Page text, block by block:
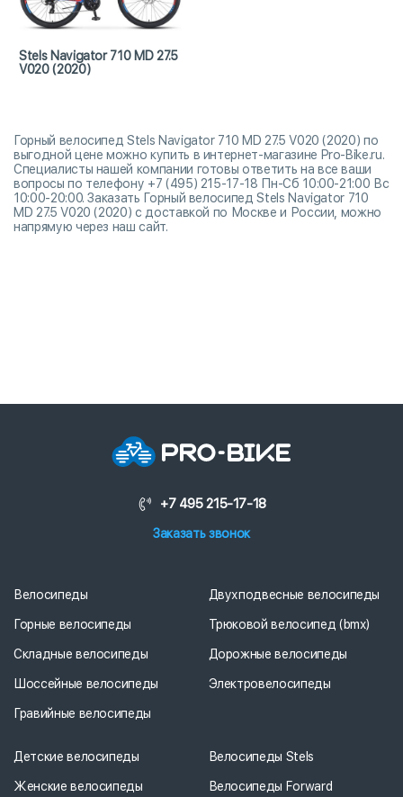
Stels Navigator 710 MD 27.5
V020 (2020)
Горный велосипед Stels Navigator 710 MD 27.5 V020 (2020) по
выгодной цене можно купить в интернет-магазине Pro-Bike.ru.
Специалисты нашей компании готовы ответить на все ваши
вопросы по телефону +7 (495) 215-17-18 Пн-Сб 10:00-21:00 Вс
10:00-20:00. Заказать Горный велосипед Stels Navigator 710
MD 27.5 V020 (2020) с доставкой по Москве и России, можно
напрямую через наш сайт.
+7 495 215-17-18
Заказать звонок
Велосипеды
Горные велосипеды
Складные велосипеды
Шоссейные велосипеды
Гравийные велосипеды
Двухподвесные велосипеды
Трюковой велосипед (bmx)
Дорожные велосипеды
Электровелосипеды
Детские велосипеды
Женские велосипеды
Велосипеды Stels
Велосипеды Forward